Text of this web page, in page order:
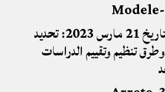
القرار رقم 396 بتاريخ 21 مارس 2023: تحديد
تنظيم وتقييم الدراسات